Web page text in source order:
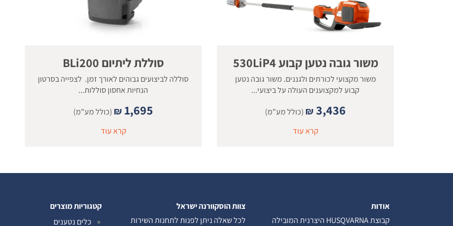
משור גובה נטען קבוע 530LiP4
משור מקצועי לכורתים ולגננים. משור גובה נטען
קבוע למקצוענים העולה על ביצועי...
₪3,436
(כולל מע"מ)
קרא עוד
סוללת ליתיום BLi200
סוללה לביצועים גבוהים לאורך זמן. לצפייה בסרטון
הנחיות אחסון סוללות...
₪ 1,695
(כולל מע"מ)
קרא עוד
אודות
קבוצת HUSQVARNA היצרנית המובילה
צוות הוסקוורנה ישראל
לכל שאלה ניתן לפנות לתחנות השירות
קטגוריות מוצרים
כלים נטענים